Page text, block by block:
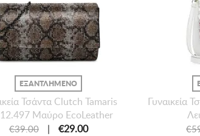
ΕΞΑΝΤΛΗΜΕΝΟ
Τσάντα Clutch Tamaris
Μαύρο EcoLeather
€39.00 | €29.00
Γυναικεία